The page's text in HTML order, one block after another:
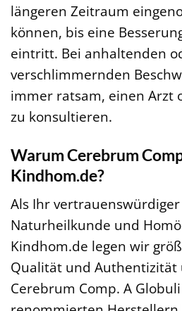
längeren Zeitraum
können, bis eine
eintritt. Bei anhaltenden
verschlimmernden
immer ratsam, einen Arzt
zu konsultieren.
Warum Cerebrum
Kindhom.de?
Als Ihr
Naturheilkunde und
Kindhom.de legen wir
Qualität und Authentizität
Cerebrum Comp. A